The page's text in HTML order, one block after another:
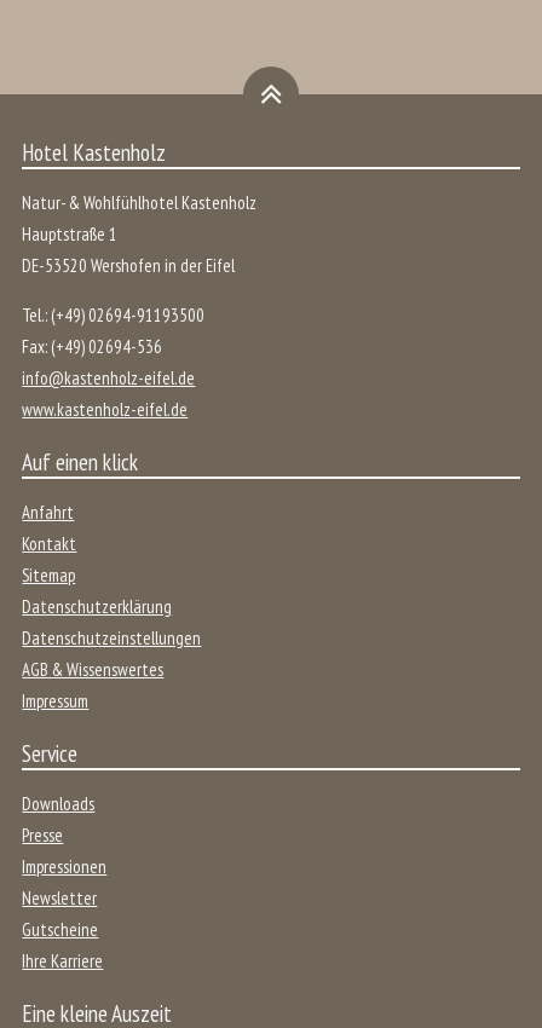
Hotel Kastenholz
Natur- & Wohlfühlhotel Kastenholz
Hauptstraße 1
DE-53520 Wershofen in der Eifel
Tel.: (+49) 02694-91193500
Fax: (+49) 02694-536
info@kastenholz-eifel.de
www.kastenholz-eifel.de
Auf einen klick
Anfahrt
Kontakt
Sitemap
Datenschutzerklärung
Datenschutzeinstellungen
AGB & Wissenswertes
Impressum
Service
Downloads
Presse
Impressionen
Newsletter
Gutscheine
Ihre Karriere
Eine kleine Auszeit